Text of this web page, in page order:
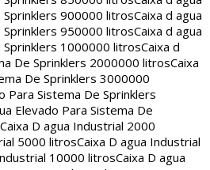
Sprinklers 900000 litrosCaixa d agua
Sprinklers 950000 litrosCaixa d agua
Sprinklers 1000000 litrosCaixa d
De Sprinklers 2000000 litrosCaixa
De Sprinklers 3000000
Para Sistema De Sprinklers
Elevado Para Sistema De
Caixa D agua Industrial 2000
5000 litrosCaixa D agua Industrial
10000 litrosCaixa D agua